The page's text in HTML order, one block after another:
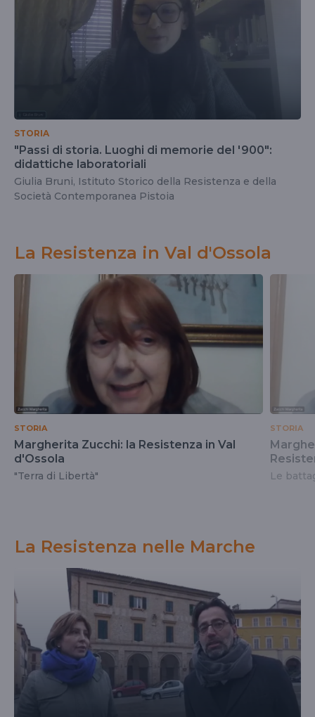
STORIA
"Passi di storia. Luoghi di memorie del '900":
didattiche laboratoriali
Giulia Bruni, Istituto Storico della Resistenza e della
Società Contemporanea Pistoia
La Resistenza in Val d'Ossola
STORIA
Margherita Zucchi: la Resistenza in Val
d'Ossola
"Terra di Libertà"
STORIA
Le
La Resistenza nelle Marche